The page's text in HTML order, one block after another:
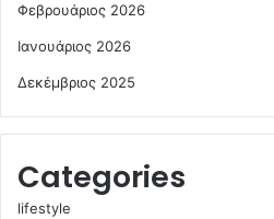
Φεβρουάριος 2026
Ιανουάριος 2026
Δεκέμβριος 2025
Categories
lifestyle